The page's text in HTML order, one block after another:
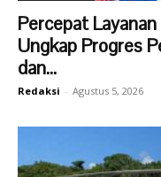
Percepat
Ungkap Progres
dan...
Redaksi - Agustus 5, 2026